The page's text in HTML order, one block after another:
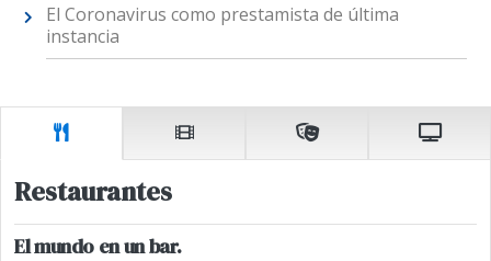
El Coronavirus como prestamista de última
instancia
Restaurantes
El mundo en un bar.